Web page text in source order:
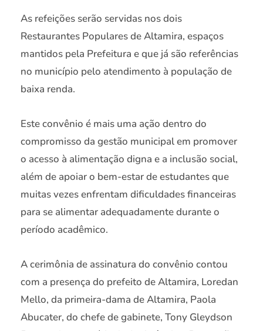
As refeições serão servidas nos dois
Restaurantes Populares de Altamira, espaços
mantidos pela Prefeitura e que já são referências
no município pelo atendimento à população de
baixa renda.
Este convênio é mais uma ação dentro do
compromisso da gestão municipal em promover
o acesso à alimentação digna e a inclusão social,
além de apoiar o bem-estar de estudantes que
muitas vezes enfrentam dificuldades financeiras
para se alimentar adequadamente durante o
período acadêmico.
A cerimônia de assinatura do convênio contou
com a presença do prefeito de Altamira, Loredan
Mello, da primeira-dama de Altamira, Paola
Abucater, do chefe de gabinete, Tony Gleydson